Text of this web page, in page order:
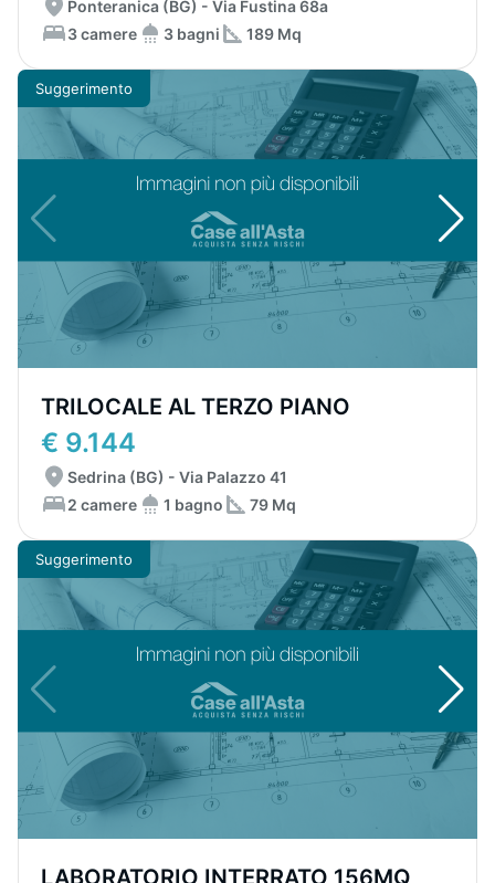
Ponteranica (BG) - Via Fustina 68a
3 camere
3 bagni 189 Mq
Suggerimento
TRILOCALE AL TERZO PIANO
€ 9.144
Sedrina (BG) - Via Palazzo 41
2 camere
1 bagno 79 Mq
Suggerimento
LABORATORIO INTERRATO 156MQ